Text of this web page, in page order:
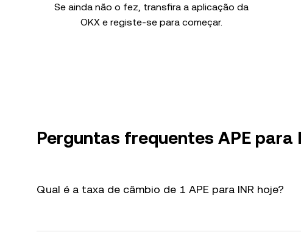
Se ainda não o fez, transfira a aplicação da
OKX e registe-se para começar.
Perguntas frequentes APE para
Qual é a taxa de câmbio de 1 APE para INR hoje?